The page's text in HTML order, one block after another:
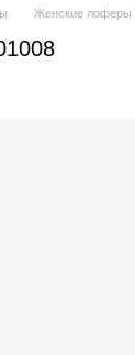
Женские лоферы